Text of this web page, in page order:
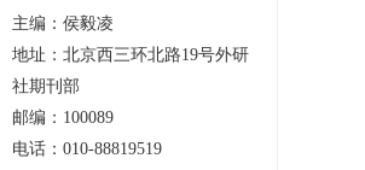
主编：侯毅凌
地址：北京西三环北路19号外研
社期刊部
邮编：100089
电话：010-88819519